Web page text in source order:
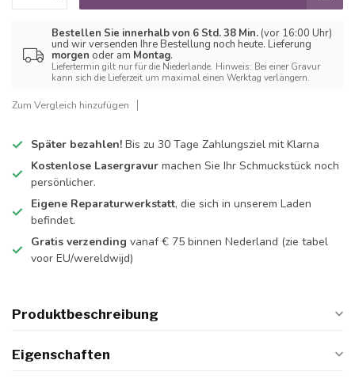
Bestellen Sie innerhalb von 6 Std. 38 Min. (vor 16:00 Uhr)
und wir versenden Ihre Bestellung noch heute. Lieferung
morgen oder am Montag.
Liefertermin gilt nur für die Niederlande. Hinweis: Bei einer Gravur
kann sich die Lieferzeit um maximal einen Werktag verlängern.
Zum Vergleich hinzufügen
Später bezahlen! Bis zu 30 Tage Zahlungsziel mit Klarna
Kostenlose Lasergravur machen Sie Ihr Schmuckstück noch
persönlicher.
Eigene Reparaturwerkstatt, die sich in unserem Laden
befindet.
Gratis verzending vanaf € 75 binnen Nederland (zie tabel
voor EU/wereldwijd)
Produktbeschreibung
Eigenschaften